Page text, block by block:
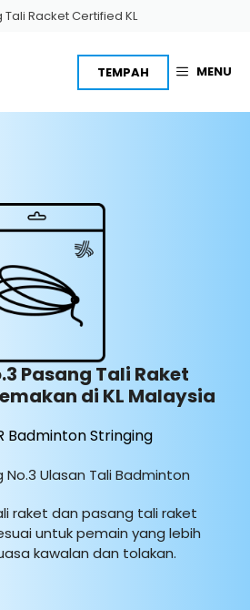
Racket Certified KL
MENU
TEMPAH
Pasang Tali Raket
di KL Malaysia
Badminton Stringing
No.3 Ulasan Tali Badminton
raket dan pasang tali raket
untuk pemain yang lebih
kawalan dan tolakan.